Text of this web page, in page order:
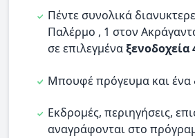
Πέντε συνολικά
Παλέρμο , 1 στον
σε επιλεγμέναξενοδοχεία
Μπουφέ πρόγευμα και ένα
Εκδρομές, περιηγήσεις,
αναγράφονται στο